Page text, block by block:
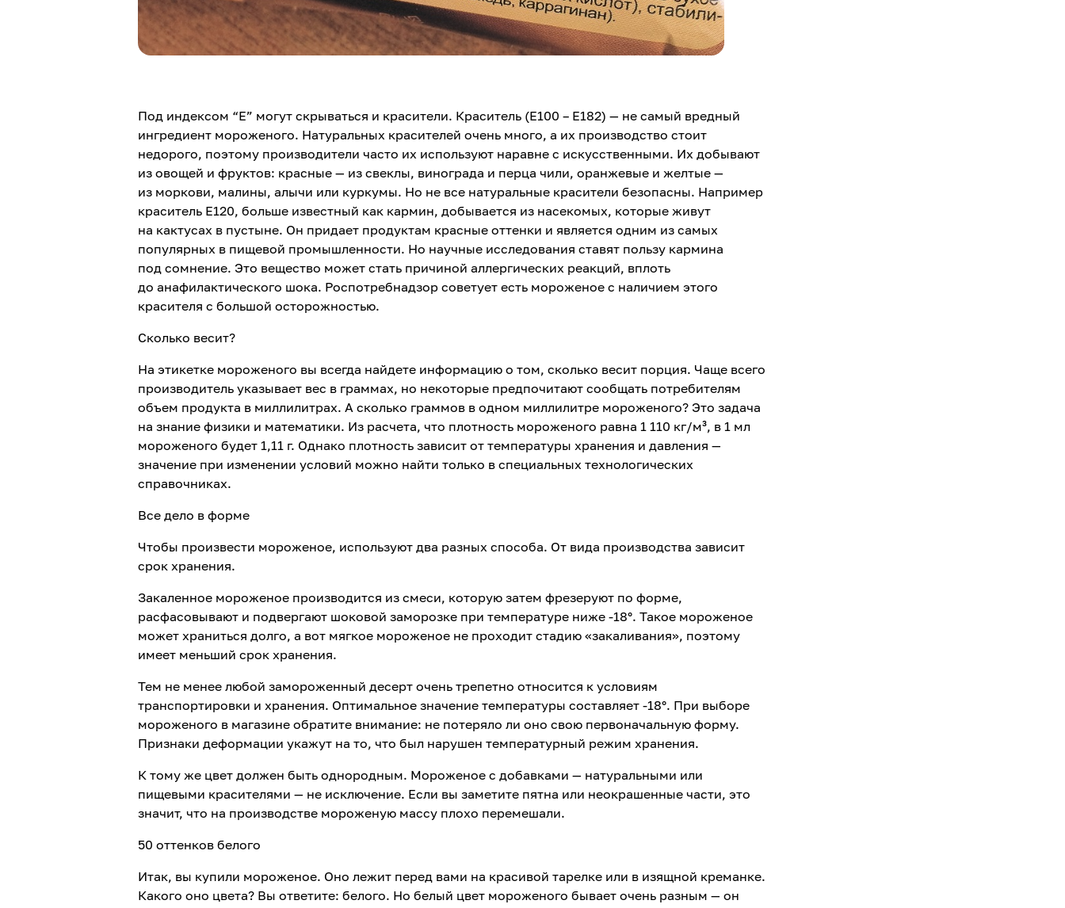
Под индексом “Е” могут скрываться и красители. Краситель (Е100 – Е182) — не самый вредный
ингредиент мороженого. Натуральных красителей очень много, а их производство стоит
недорого, поэтому производители часто их используют наравне с искусственными. Их добывают
из овощей и фруктов: красные — из свеклы, винограда и перца чили, оранжевые и желтые —
из моркови, малины, алычи или куркумы. Но не все натуральные красители безопасны. Например
краситель Е120, больше известный как кармин, добывается из насекомых, которые живут
на кактусах в пустыне. Он придает продуктам красные оттенки и является одним из самых
популярных в пищевой промышленности. Но научные исследования ставят пользу кармина
под сомнение. Это вещество может стать причиной аллергических реакций, вплоть
до анафилактического шока. Роспотребнадзор советует есть мороженое с наличием этого
красителя с большой осторожностью.
Сколько весит?
На этикетке мороженого вы всегда найдете информацию о том, сколько весит порция. Чаще всего
производитель указывает вес в граммах, но некоторые предпочитают сообщать потребителям
объем продукта в миллилитрах. А сколько граммов в одном миллилитре мороженого? Это задача
на знание физики и математики. Из расчета, что плотность мороженого равна 1 110 кг/м³, в 1 мл
мороженого будет 1,11 г. Однако плотность зависит от температуры хранения и давления —
значение при изменении условий можно найти только в специальных технологических
справочниках.
Все дело в форме
Чтобы произвести мороженое, используют два разных способа. От вида производства зависит
срок хранения.
Закаленное мороженое производится из смеси, которую затем фрезеруют по форме,
расфасовывают и подвергают шоковой заморозке при температуре ниже -18°. Такое мороженое
может храниться долго, а вот мягкое мороженое не проходит стадию «закаливания», поэтому
имеет меньший срок хранения.
Тем не менее любой замороженный десерт очень трепетно относится к условиям
транспортировки и хранения. Оптимальное значение температуры составляет -18°. При выборе
мороженого в магазине обратите внимание: не потеряло ли оно свою первоначальную форму.
Признаки деформации укажут на то, что был нарушен температурный режим хранения.
К тому же цвет должен быть однородным. Мороженое с добавками — натуральными или
пищевыми красителями — не исключение. Если вы заметите пятна или неокрашенные части, это
значит, что на производстве мороженую массу плохо перемешали.
50 оттенков белого
Итак, вы купили мороженое. Оно лежит перед вами на красивой тарелке или в изящной креманке.
Какого оно цвета? Вы ответите: белого. Но белый цвет мороженого бывает очень разным — он